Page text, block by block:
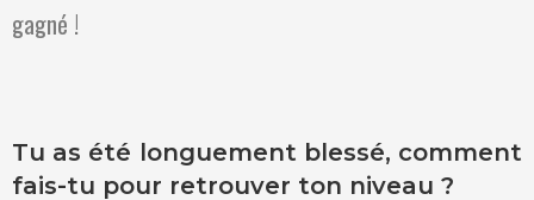
gagné !
Tu as été longuement blessé, comment
fais-tu pour retrouver ton niveau ?